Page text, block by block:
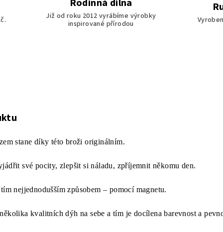
Rodinná dílna
Již od roku 2012 vyrábíme výrobky
inspirované přírodou
stane díky této broži originálním.
své pocity, zlepšit si náladu, zpříjemnit někomu den.
nejjednodušším způsobem – pomocí magnetu.
kvalitních dýh na sebe a tím je docílena barevnost a